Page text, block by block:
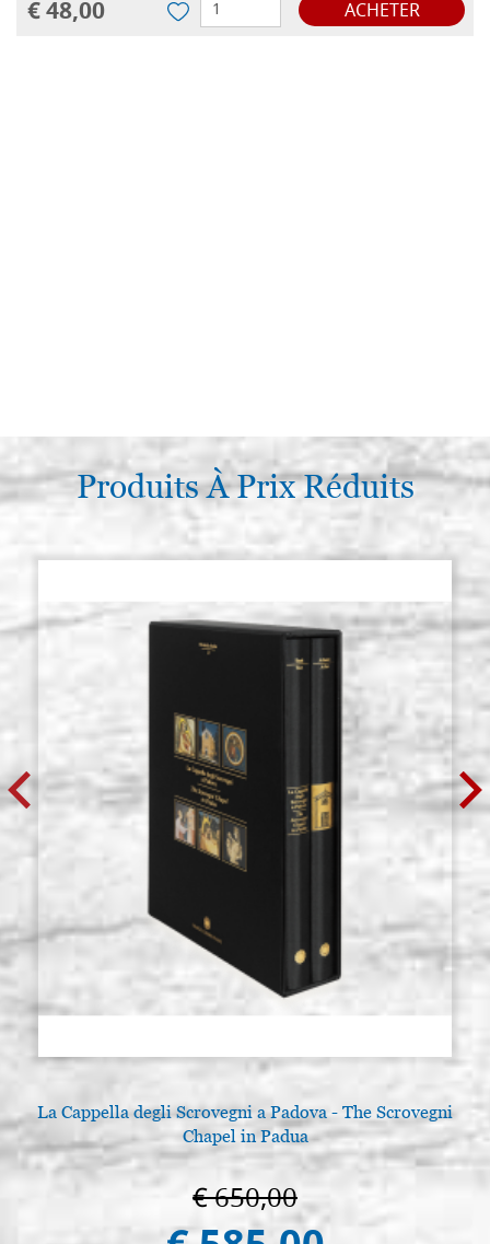
€ 48,00 ACHETER
Produits À Prix Réduits
La Cappella degli Scrovegni a Padova - The Scrovegni
Chapel in Padua
€ 650,00